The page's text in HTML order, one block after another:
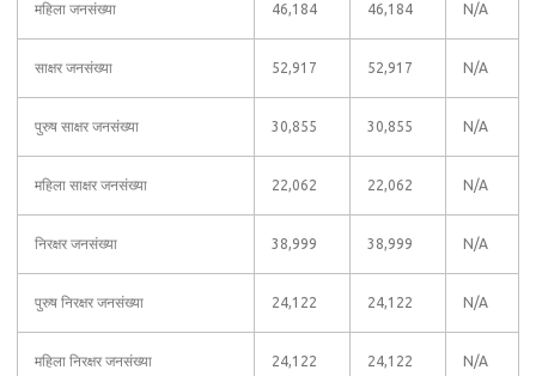
महिला जनसंख्या 46,184 46,184 N/A
साक्षर जनसंख्या 52,917 52,917 N/A
पुरुष साक्षर जनसंख्या 30,855 30,855 N/A
महिला साक्षर जनसंख्या 22,062 22,062 N/A
निरक्षर जनसंख्या 38,999 38,999 N/A
पुरुष निरक्षर जनसंख्या 24,122 24,122 N/A
महिला निरक्षर जनसंख्या 24,122 24,122 N/A